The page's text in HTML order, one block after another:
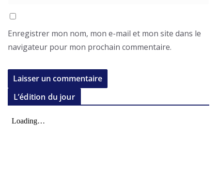
Enregistrer mon nom, mon e-mail et mon site dans le
navigateur pour mon prochain commentaire.
L’édition du jour